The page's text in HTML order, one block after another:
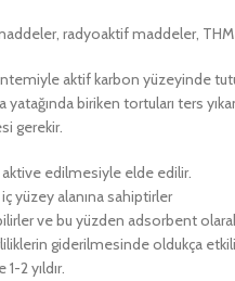
radyoaktif maddeler, THM
aktif karbon yüzeyinde
biriken tortuları ters
gerekir.
edilmesiyle elde edilir.
yüzey alanına sahiptirler
ve bu yüzden adsorbent olarak
giderilmesinde oldukça
2 yıldır.